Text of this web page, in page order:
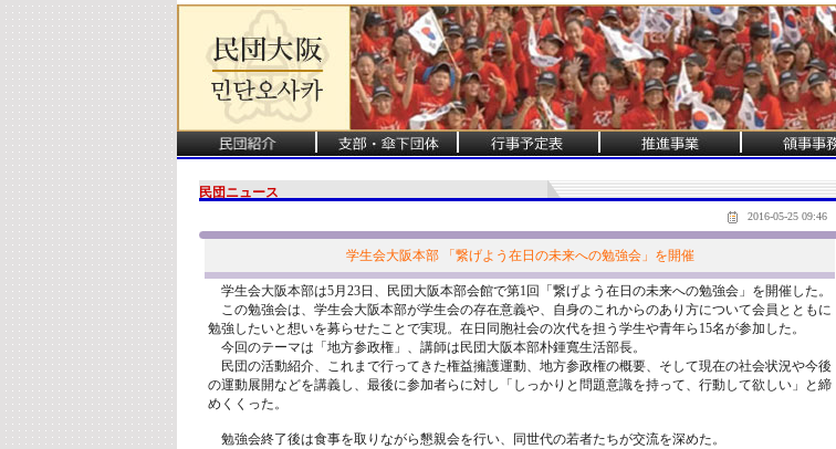
民団ニュース
2016-05-25 09:46
学生会大阪本部 「繋げよう在日の未来への勉強会」を開催
学生会大阪本部は5月23日、民団大阪本部会館で第1回「繋げよう在日の未来への勉強会」を開催した。
この勉強会は、学生会大阪本部が学生会の存在意義や、自身のこれからのあり方について会員とともに
勉強したいと想いを募らせたことで実現。在日同胞社会の次代を担う学生や青年ら15名が参加した。
今回のテーマは「地方参政権」、講師は民団大阪本部朴鍾寬生活部長。
民団の活動紹介、これまで行ってきた権益擁護運動、地方参政権の概要、そして現在の社会状況や今後
の運動展開などを講義し、最後に参加者らに対し「しっかりと問題意識を持って、行動して欲しい」と締
めくくった。
勉強会終了後は食事を取りながら懇親会を行い、同世代の若者たちが交流を深めた。